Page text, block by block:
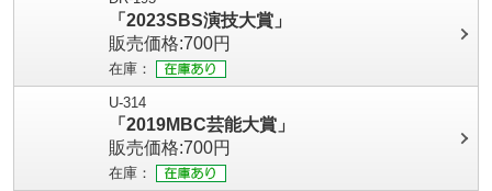
「2023SBS演技大賞」
販売価格:700円
在庫：
U-314
「2019MBC芸能大賞」
販売価格:700円
在庫：